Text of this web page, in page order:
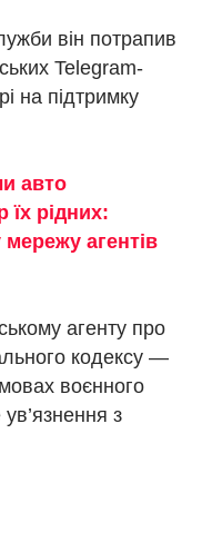
він потрапив
Telegram-
на підтримку
авто
їх рідних:
агентів
агенту про
кодексу —
воєнного
з